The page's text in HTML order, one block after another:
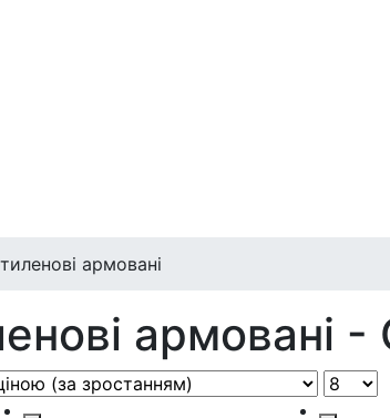
армовані
армовані -